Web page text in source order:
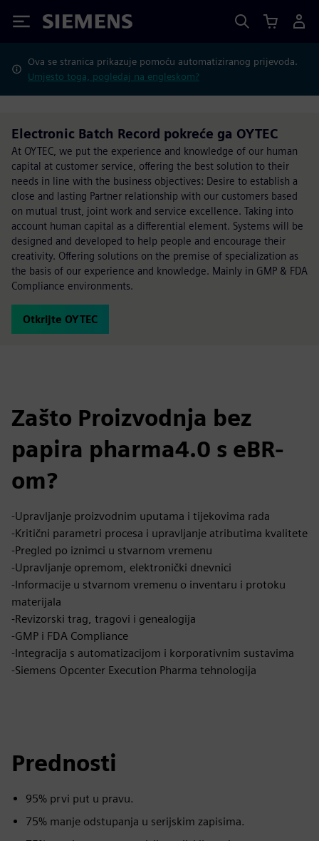
Siemens
Ova se stranica prikazuje pomoću automatiziranog prijevoda.
Umjesto toga, pogledaj na engleskom?
Electronic Batch Record pokreće ga OYTEC
At OYTEC, we put the experience and knowledge of our human
capital at customer service, offering the best solution to their
needs in line with the business objectives: Desire to establish a
close and lasting Partner relationship with our customers based
on mutual trust, joint work and service excellence. Taking into
account human capital as a differential element. Systems will be
designed and developed to help people and encourage their
creativity. Offering solutions on the premise of specialization as
the basis of our experience and knowledge. Mainly in GMP & FDA
Compliance environments.
Otkrijte OYTEC
Zašto Proizvodnja bez
papira pharma4.0 s eBR-
om?
-Upravljanje proizvodnim uputama i tijekovima rada
-Kritični parametri procesa i upravljanje atributima kvalitete
-Pregled po iznimci u stvarnom vremenu
-Upravljanje opremom, elektronički dnevnici
-Informacije u stvarnom vremenu o inventaru i protoku
materijala
-Revizorski trag, tragovi i genealogija
-GMP i FDA Compliance
-Integracija s automatizacijom i korporativnim sustavima
-Siemens Opcenter Execution Pharma tehnologija
Prednosti
95% prvi put u pravu.
75% manje odstupanja u serijskim zapisima.